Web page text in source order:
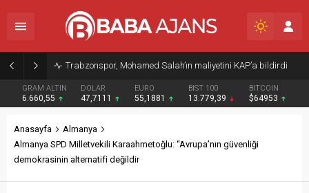
Trabzonspor, Mohamed Salah’ın maliyetini KAP’a bildirdi
GRAM ALTIN
6.660,55
DOLAR
47,7111
EURO
55,1881
BIST 100
13.779,39
BITCOIN
$64953
Anasayfa
Almanya
Almanya SPD Milletvekili Karaahmetoğlu: “Avrupa’nın güvenliği
demokrasinin alternatifi değildir